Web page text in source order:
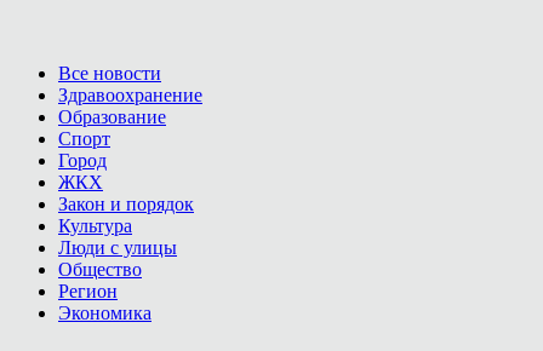
Все новости
Здравоохранение
Образование
Спорт
Город
ЖКХ
Закон и порядок
Культура
Люди с улицы
Общество
Регион
Экономика